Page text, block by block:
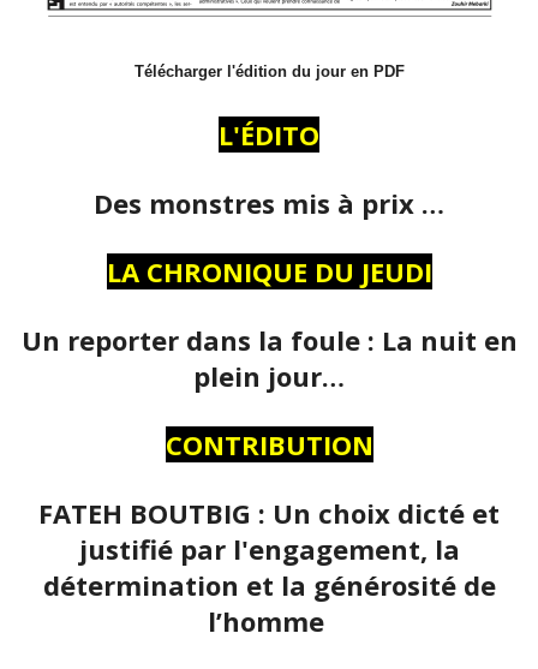
Télécharger l'édition du jour en PDF
L'ÉDITO
Des monstres mis à prix …
LA CHRONIQUE DU JEUDI
Un reporter dans la foule : La nuit en
plein jour…
CONTRIBUTION
FATEH BOUTBIG : Un choix dicté et
justifié par l'engagement, la
détermination et la générosité de
l’homme